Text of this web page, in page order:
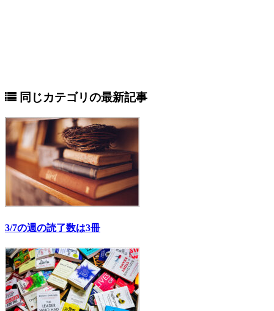
同じカテゴリの最新記事
3/7の週の読了数は3冊